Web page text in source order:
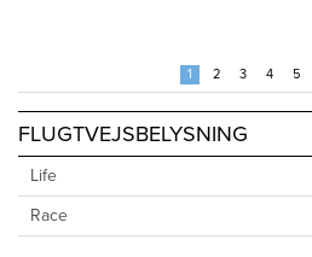
1 2 3 4 5
FLUGTVEJSBELYSNING
Life
Race